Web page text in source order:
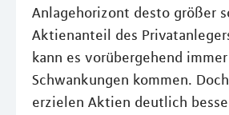
Anlagehorizont desto größer
Aktienanteil des
kann es vorübergehend
Schwankungen kommen.
erzielen Aktien deutlich